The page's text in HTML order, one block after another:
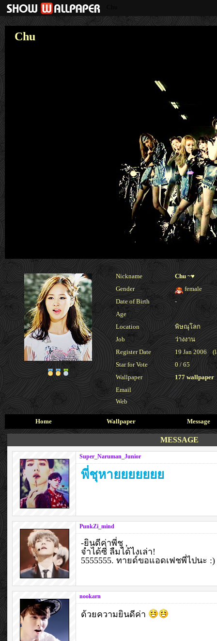
Chu
Nickname
Chu ~♥
Gender
female
Date of Birth
-
Age
Location
พิษณุโลก
Job
ว่างงาน
Register Date
19 Jan 2006
Star for Vote
0 / 65
Wallpaper
177 wallpaper
Email
-
Web
Home Wallpaper Message
MESSAGE
Super_Naruman_Junior
พี่ชุหายยยยยยย
PunkZi_mind
-ยินดีค่าพี่ชุ ,
จำได้ซี่ ลืมได้ไงเล่า!
5555555. ทายด์ขอแอดเฟชพี่ไปนะ :)
nookarn
ด้วยความยินดีค่า